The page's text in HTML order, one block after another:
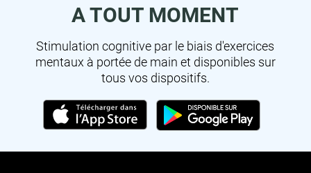
A TOUT MOMENT
Stimulation cognitive par le biais d'exercices
mentaux à portée de main et disponibles sur
tous vos dispositifs.